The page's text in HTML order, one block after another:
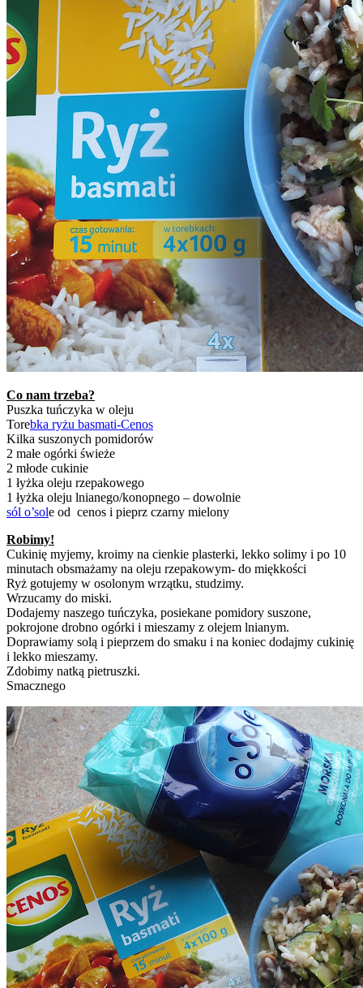
Co nam trzeba?
Puszka tuńczyka w oleju
Torebka ryżu basmati-Cenos
Kilka suszonych pomidorów
2 małe ogórki świeże
2 młode cukinie
1 łyżka oleju rzepakowego
1 łyżka oleju lnianego/konopnego – dowolnie
sól o’sole od cenos i pieprz czarny mielony
Robimy!
Cukinię myjemy, kroimy na cienkie plasterki, lekko solimy i po 10
minutach obsmażamy na oleju rzepakowym- do miękkości
Ryż gotujemy w osolonym wrzątku, studzimy.
Wrzucamy do miski.
Dodajemy naszego tuńczyka, posiekane pomidory suszone,
pokrojone drobno ogórki i mieszamy z olejem lnianym.
Doprawiamy solą i pieprzem do smaku i na koniec dodajmy cukinię
i lekko mieszamy.
Zdobimy natką pietruszki.
Smacznego